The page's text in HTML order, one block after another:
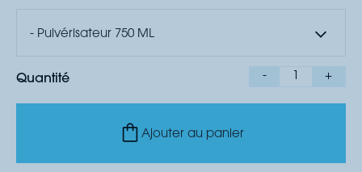
- Pulvérisateur 750 ML
Quantité - +
Ajouter au panier